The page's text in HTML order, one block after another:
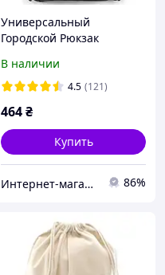
Универсальный
Городской Рюкзак
В наличии
4.5 (121)
464₴
Купить
Интернет-магазин "AVEON" - товары для всей семьи! Самые низкие цены! 86%